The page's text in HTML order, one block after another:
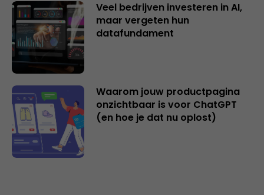
Veel bedrijven investeren in AI,
maar vergeten hun
datafundament
Waarom jouw productpagina
onzichtbaar is voor ChatGPT
(en hoe je dat nu oplost)